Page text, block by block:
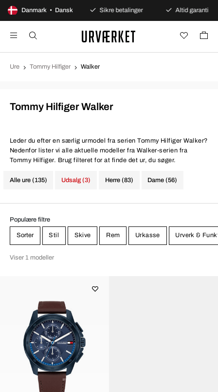
Danmark • Dansk
100 dages åbent køb Sikre betalinger Altid garanti
Ure Tommy Hilfiger Walker
Tommy Hilfiger Walker
Leder du efter en særlig urmodel fra serien Tommy Hilfiger Walker?
Nedenfor lister vi alle aktuelle modeller fra Walker-serien fra
Tommy Hilfiger. Brug filteret for at finde det ur, du søger.
Alle ure (135) Herre (83) Dame (56)
Udsalg (3)
Populære filtre
Sorter Stil Skive Rem Urkasse Urverk &
Viser 1 modeller